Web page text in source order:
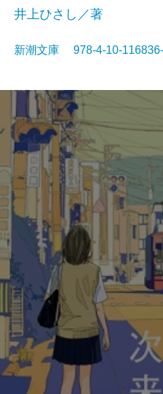
井上ひさし／著
新潮文庫 978-4-10-